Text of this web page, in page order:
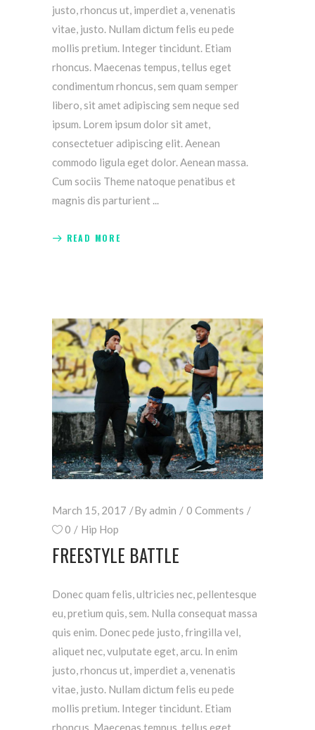
justo, rhoncus ut, imperdiet a, venenatis
vitae, justo. Nullam dictum felis eu pede
mollis pretium. Integer tincidunt. Etiam
rhoncus. Maecenas tempus, tellus eget
condimentum rhoncus, sem quam semper
libero, sit amet adipiscing sem neque sed
ipsum. Lorem ipsum dolor sit amet,
consectetuer adipiscing elit. Aenean
commodo ligula eget dolor. Aenean massa.
Cum sociis Theme natoque penatibus et
magnis dis parturient
READ MORE
March 15, 2017 Byadmin
0 Comments
0
Hip Hop
FREESTYLE BATTLE
Donec quam felis, ultricies nec, pellentesque
eu, pretium quis, sem. Nulla consequat massa
quis enim. Donec pede justo, fringilla vel,
aliquet nec, vulputate eget, arcu. In enim
justo, rhoncus ut, imperdiet a, venenatis
vitae, justo. Nullam dictum felis eu pede
mollis pretium. Integer tincidunt. Etiam
rhoncus. Maecenas tempus, tellus eget